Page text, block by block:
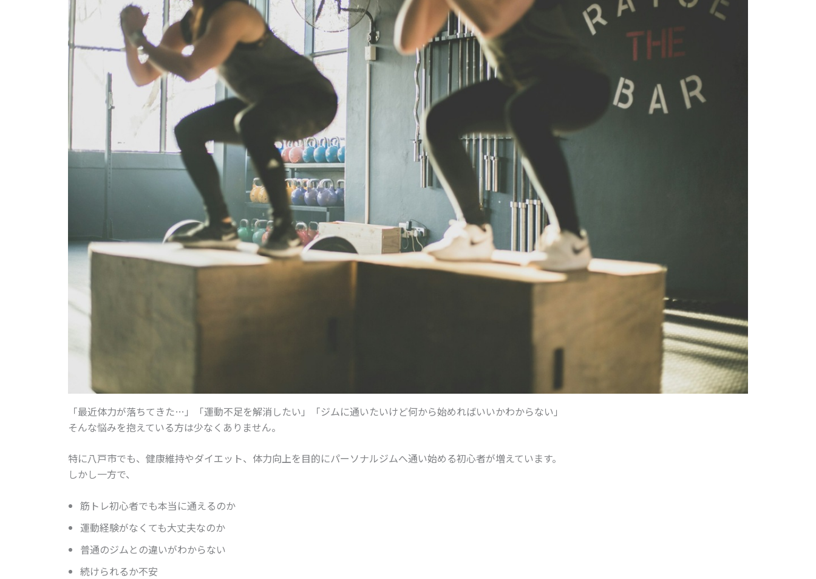
「最近体力が落ちてきた…」「運動不足を解消したい」「ジムに通いたいけど何から始めればいいかわからない」
そんな悩みを抱えている方は少なくありません。
特に八戸市でも、健康維持やダイエット、体力向上を目的にパーソナルジムへ通い始める初心者が増えています。
しかし一方で、
筋トレ初心者でも本当に通えるのか
運動経験がなくても大丈夫なのか
普通のジムとの違いがわからない
続けられるか不安